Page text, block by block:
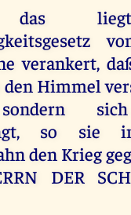
das
verankert,
Himmel
so sie
den Krieg
DER